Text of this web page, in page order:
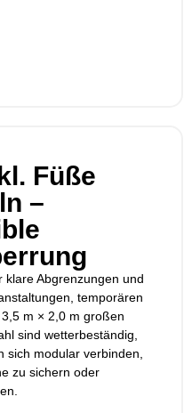
Füße
–
klare Abgrenzungen und
temporären
m × 2,0 m großen
sind wetterbeständig,
sich modular verbinden,
zu sichern oder